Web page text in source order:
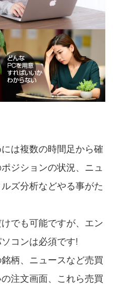
は複数の時間足から確
ジションの状況、ニュ
ズ分析などやる事がた
でも可能ですが、エン
コンは必須です!
柄、ニュースなど売買
注文画面、これら売買